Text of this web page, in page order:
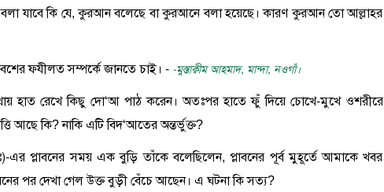
বলা যাবে কি যে, কুরআন বলেছে বা কুরআনে বলা হয়েছে। কারণ কুরআন তো আল্লাহর
ফযীলত সম্পর্কে জানতে চাই। - -মুস্তাক্বীম আহমাদ, মান্দা, নওগাঁ।
হাত রেখে কিছু দো‘আ পাঠ করেন। অতঃপর হাতে ফুঁ দিয়ে চোখে-মুখে ওশরীরে
আছে কি? নাকি এটি বিদ‘আতের অন্তর্ভুক্ত?
প্লাবনের সময় এক বুড়ি তাঁকে বলেছিলেন, প্লাবনের পূর্ব মুহূর্তে আমাকে খবর
পর দেখা গেল উক্ত বুড়ী বেঁচে আছেন। এ ঘটনা কি সত্য?